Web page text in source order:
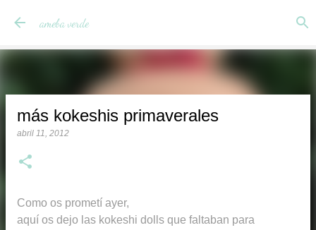
ameba verde
más kokeshis primaverales
abril 11, 2012
Como os prometí ayer,
aquí os dejo las kokeshi dolls que faltaban para